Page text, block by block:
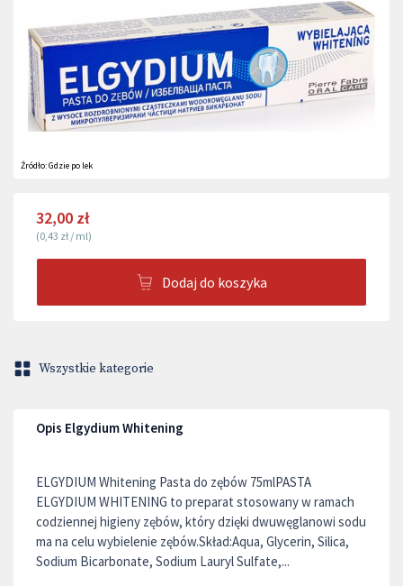
Źródło:Gdzie po lek
32,00 zł
(0,43 zł / ml)
Dodaj do koszyka
Wszystkie kategorie
Opis Elgydium Whitening
ELGYDIUM Whitening Pasta do zębów 75mlPASTA
ELGYDIUM WHITENING to preparat stosowany w ramach
codziennej higieny zębów, który dzięki dwuwęglanowi sodu
ma na celu wybielenie zębów.Skład:Aqua, Glycerin, Silica,
Sodium Bicarbonate, Sodium Lauryl Sulfate,...